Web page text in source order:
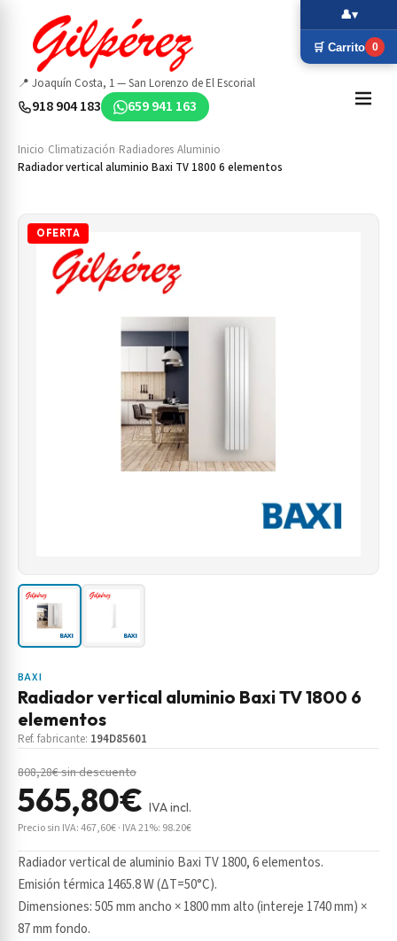
📍 Joaquín Costa, 1 — San Lorenzo de El Escorial
918 904 183 659 941 163
Inicio Climatización Radiadores Aluminio
Radiador vertical aluminio Baxi TV 1800 6 elementos
OFERTA
BAXI
Radiador vertical aluminio Baxi TV 1800 6
elementos
Ref. fabricante: 194D85601
808,28€ sin descuento
565,80€ IVA incl.
Precio sin IVA: 467,60€ · IVA 21%: 98.20€
Radiador vertical de aluminio Baxi TV 1800, 6 elementos.
Emisión térmica 1465.8 W (ΔT=50°C).
Dimensiones: 505 mm ancho × 1800 mm alto (intereje 1740 mm) ×
87 mm fondo.
🛒 Carrito 0
👤▾